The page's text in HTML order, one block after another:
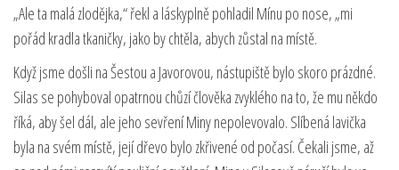
„Ale ta malá zlodějka,“ řekl a láskyplně pohladil Mínu po nose, „mi
pořád kradla tkaničky, jako by chtěla, abych zůstal na místě.
Když jsme došli na Šestou a Javorovou, nástupiště bylo skoro prázdné.
Silas se pohyboval opatrnou chůzí člověka zvyklého na to, že mu někdo
říká, aby šel dál, ale jeho sevření Miny nepolevovalo. Slíbená lavička
byla na svém místě, její dřevo bylo zkřivené od počasí. Čekali jsme, až